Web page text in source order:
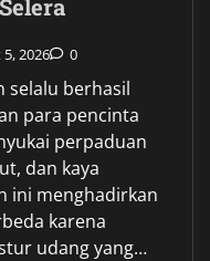
2026 0
selalu berhasil
para pencinta
perpaduan
dan kaya
ini menghadirkan
karena
udang yang…